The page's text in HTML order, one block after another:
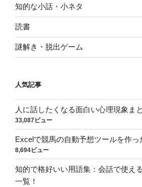
知的な小話・小ネタ
読書
謎解き・脱出ゲーム
人気記事
人に話したくなる面白い心理現象ま
33,087ビュー
Excelで競馬の自動予想ツールを作っ
8,694ビュー
知的で格好いい用語集：会話で使え
一覧！